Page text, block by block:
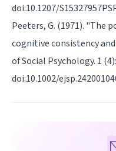
doi:10.1207/
Peeters, G. (1971). "The
cognitive consistency
of Social Psychology. 1
doi:10.1002/